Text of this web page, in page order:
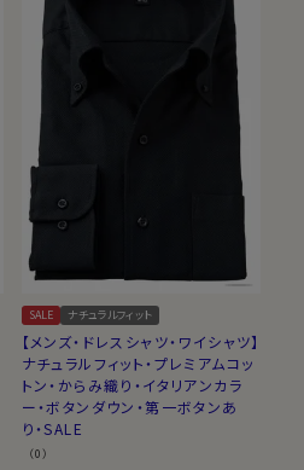
SALE ナチュラルフィット
【メンズ・ドレスシャツ・ワイシャツ】
ナチュラルフィット・プレミアムコッ
トン・からみ織り・イタリアンカラ
ー・ボタンダウン・第一ボタンあ
り・SALE
（0）